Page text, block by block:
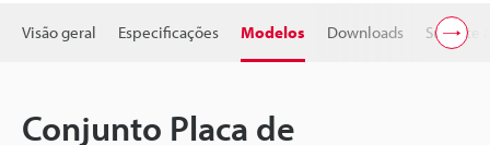
Visão geral Especificações Modelos Downloads Suporte
Conjunto Placa de